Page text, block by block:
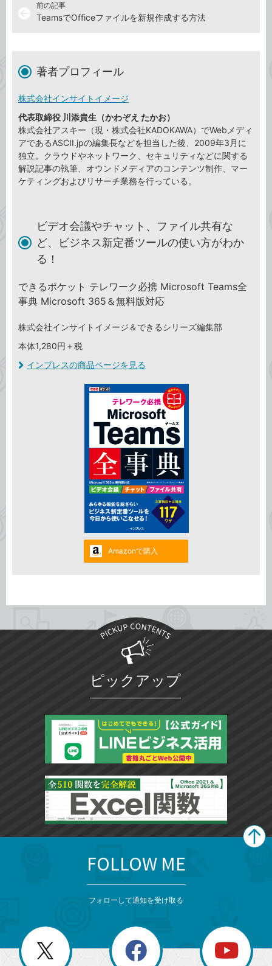
前の記事
TeamsでOfficeファイルを新規作成する方法
著者プロフィール
株式会社インサイトイメージ
代表取締役 川添貴生（かわぞえ たかお）
株式会社アスキー（現・株式会社KADOKAWA）でWebメディ
アであるASCII.jpの編集長などを担当した後、2009年3月に
独立。クラウドやネットワーク、セキュリティなどに関する
解説記事の執筆、オウンドメディアのコンテンツ制作、マー
ケティングおよびリサーチ業務を行っている。
ビデオ会議やチャット、ファイル共有な
ど、ビジネス新定番ツールの使い方がわか
る！
できるポケット テレワーク必携 Microsoft Teams全
事典 Microsoft 365＆無料版対応
株式会社インサイトイメージ＆できるシリーズ編集部
本体1,280円＋税
インプレスの商品ページを見る
Amazonで購入
ピックアップ
じ
閉
ー
FOLLOW ME
フォローして通知を受け取る